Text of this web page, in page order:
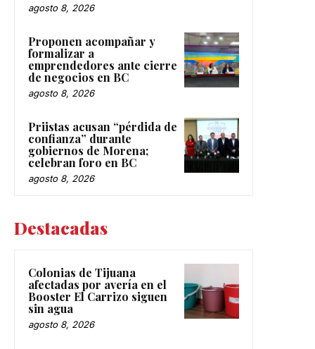
agosto 8, 2026
Proponen acompañar y
formalizar a
emprendedores ante cierre
de negocios en BC
agosto 8, 2026
Priistas acusan “pérdida de
confianza” durante
gobiernos de Morena;
celebran foro en BC
agosto 8, 2026
Destacadas
Colonias de Tijuana
afectadas por avería en el
Booster El Carrizo siguen
sin agua
agosto 8, 2026